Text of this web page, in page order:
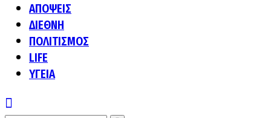
ΑΠΟΨΕΙΣ
ΔΙΕΘΝΗ
ΠΟΛΙΤΙΣΜΟΣ
LIFE
ΥΓΕΙΑ